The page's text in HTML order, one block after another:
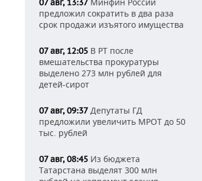
07 авг, 13:37
предложил сократить в два раза
срок продажи изъятого имущества
07 авг, 12:05 В РТ после
вмешательства прокуратуры
выделено 273 млн рублей для
детей-сирот
07 авг, 09:37 Депутаты ГД
предложили увеличить МРОТ до 50
тыс. рублей
07 авг, 08:45 Из бюджета
Татарстана выделят 300 млн